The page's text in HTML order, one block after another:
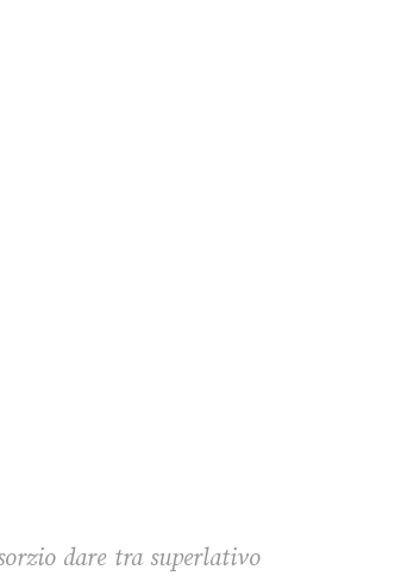
dare tra superlativo